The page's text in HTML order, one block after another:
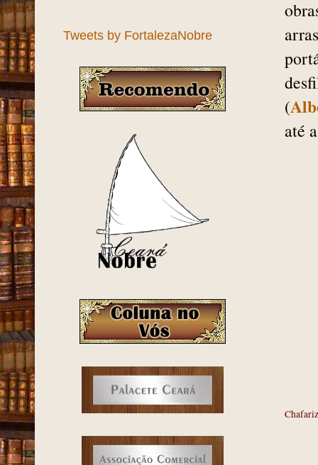
(
até
Tweets by FortalezaNobre